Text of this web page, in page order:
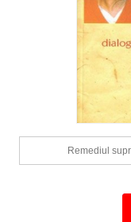
Remediul